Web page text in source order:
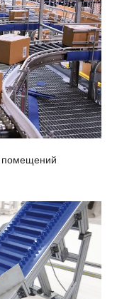
помещений